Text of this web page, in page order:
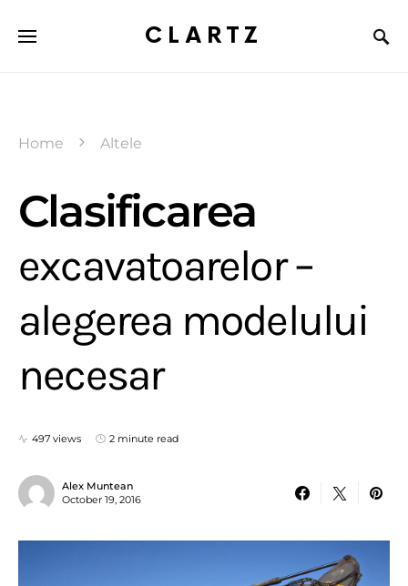
CLARTZ
Home Altele
Clasificarea
excavatoarelor –
alegerea modelului
necesar
497 views 2 minute read
Alex Muntean
October 19, 2016